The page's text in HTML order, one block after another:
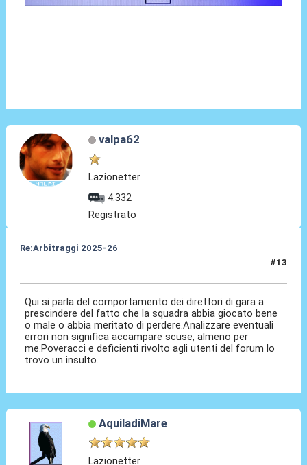
valpa62
Lazionetter
4.332
Registrato
Re:Arbitraggi 2025-26
#13
Qui si parla del comportamento dei direttori di gara a
prescindere del fatto che la squadra abbia giocato bene
o male o abbia meritato di perdere.Analizzare eventuali
errori non significa accampare scuse, almeno per
me.Poveracci e deficienti rivolto agli utenti del forum lo
trovo un insulto.
AquiladiMare
Lazionetter